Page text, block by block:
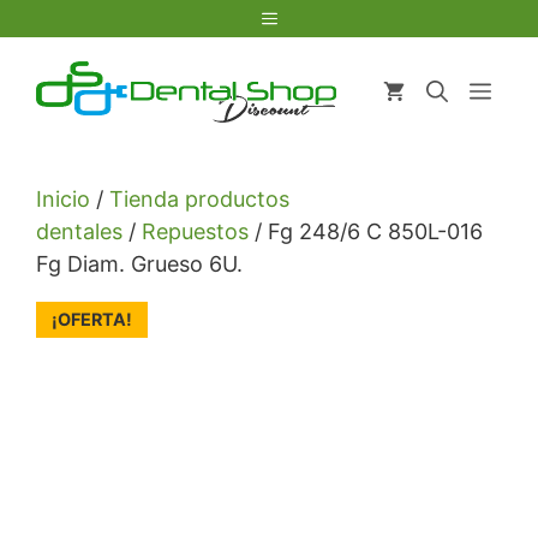
contenido
Menú
Inicio / Tienda productos
dentales / Repuestos / Fg 248/6 C 850L-016
Fg Diam. Grueso 6U.
¡OFERTA!